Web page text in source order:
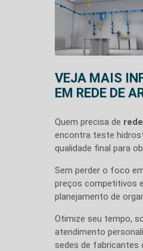
VEJA MAIS
EM REDE DE
Quem precisa de
encontra teste
qualidade final para
Sem perder o foco
preços competitivos
planejamento de
Otimize seu tempo,
atendimento
sedes de fabricantes